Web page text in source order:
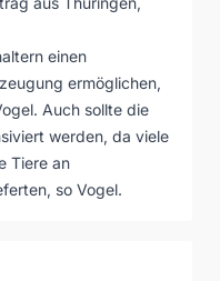
einen
ermöglichen,
Auch sollte die
werden, da viele
Tiere an
so Vogel.